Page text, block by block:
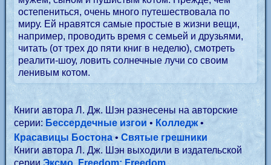
остепениться, очень много путешествовала по
миру. Ей нравятся самые простые в жизни вещи,
например, проводить время с семьей и друзьями,
читать (от трех до пяти книг в неделю), смотреть
реалити-шоу, ловить солнечные лучи со своим
ленивым котом.
Книги автора Л. Дж. Шэн разнесены на авторские
серии: Бессердечные изгои • Колледж•
Красавицы Бостона• Святые грешники
Книги автора Л. Дж. Шэн выходили в издательской